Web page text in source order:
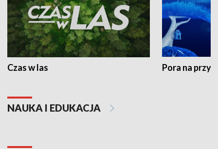
Czas w las Pora na
NAUKA I EDUKACJA